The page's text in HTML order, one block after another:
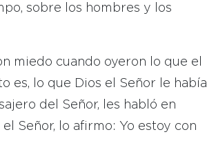
sobre los hombres y los
miedo cuando oyeron lo que el
es, lo que Dios el Señor le había
del Señor, les habló en
Señor, lo afirmo: Yo estoy con